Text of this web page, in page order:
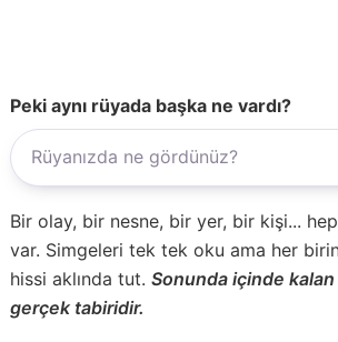
Peki aynı rüyada başka ne vardı?
Bir olay, bir nesne, bir yer, bir kişi...
var. Simgeleri tek tek oku ama her
hissi aklında tut. Sonunda içinde
gerçek tabiridir.